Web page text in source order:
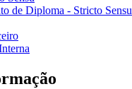
de Diploma - Stricto Sensu